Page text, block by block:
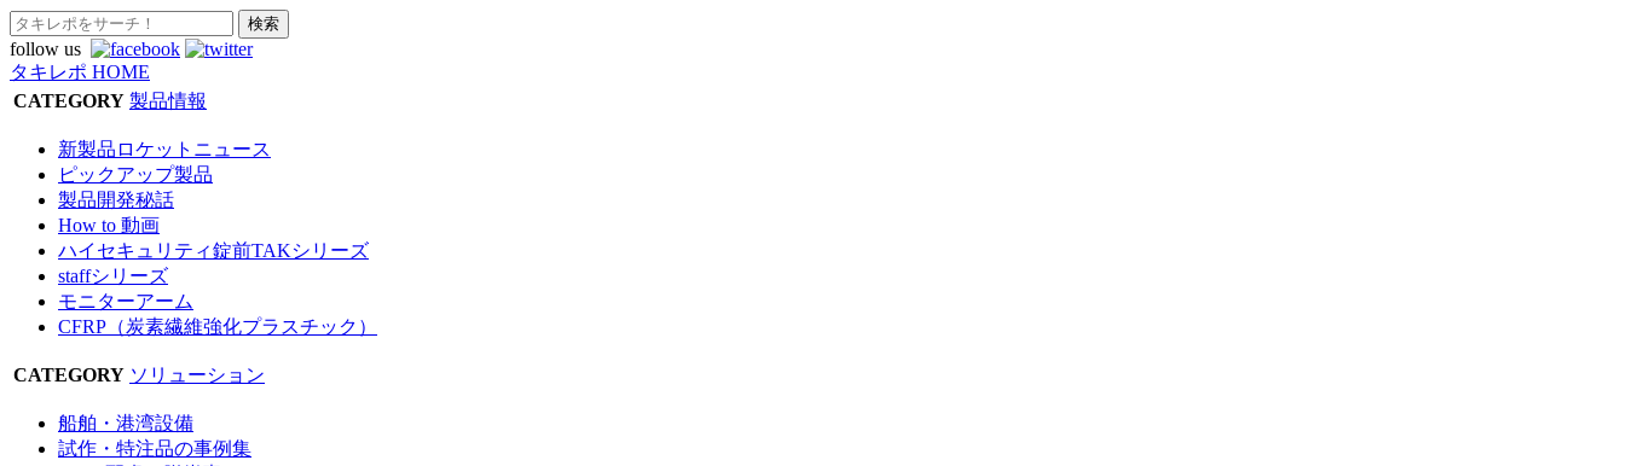
follow us
タキレポ HOME
CATEGORY 製品情報
新製品ロケットニュース
ピックアップ製品
製品開発秘話
How to 動画
ハイセキュリティ錠前TAKシリーズ
staffシリーズ
モニターアーム
CFRP（炭素繊維強化プラスチック）
CATEGORY ソリューション
船舶・港湾設備
試作・特注品の事例集